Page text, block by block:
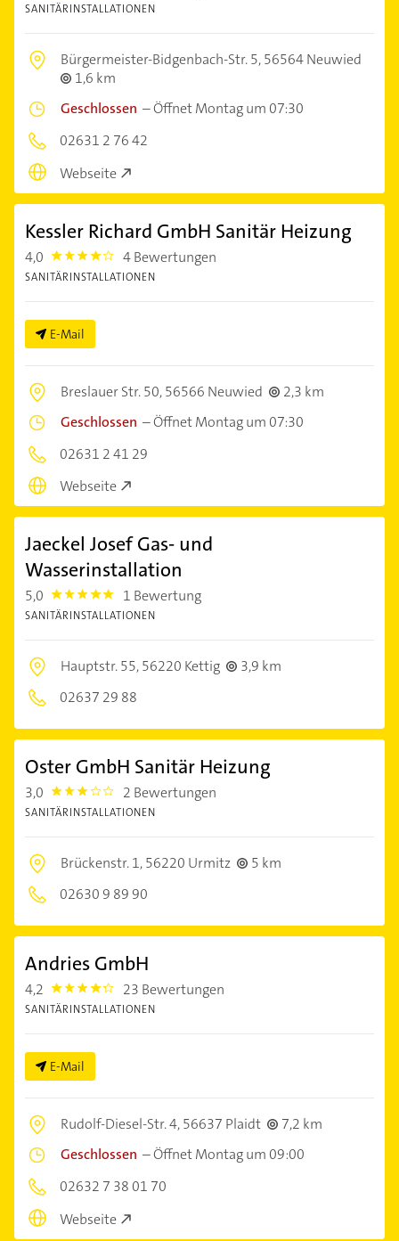
SANITÄRINSTALLATIONEN
Bürgermeister-Bidgenbach-Str. 5,56564 Neuwied
1,6 km
Geschlossen –Öffnet Montag um 07:30
02631 2 76 42
Webseite
Kessler Richard GmbH Sanitär Heizung
4,0 4.0 4 Bewertungen
SANITÄRINSTALLATIONEN
E-Mail
Breslauer Str. 50,56566 Neuwied
2,3 km
Geschlossen –Öffnet Montag um 07:30
02631 2 41 29
Webseite
Jaeckel Josef Gas- und
Wasserinstallation
5,0 5.0 1 Bewertung
SANITÄRINSTALLATIONEN
Hauptstr. 55,56220 Kettig
3,9 km
02637 29 88
Oster GmbH Sanitär Heizung
3,0 3.0 2 Bewertungen
SANITÄRINSTALLATIONEN
Brückenstr. 1,56220 Urmitz
5 km
02630 9 89 90
Andries GmbH
4,2 4.2000003 23 Bewertungen
SANITÄRINSTALLATIONEN
E-Mail
Rudolf-Diesel-Str. 4,56637 Plaidt
7,2 km
Geschlossen –Öffnet Montag um 09:00
02632 7 38 01 70
Webseite